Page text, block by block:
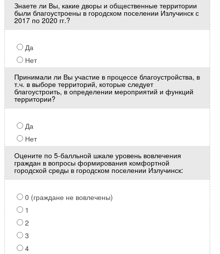
Знаете ли Вы, какие дворы и общественные территории
были благоустроены в городском поселении Излучинск с
2017 по 2020 гг.?
Да
Нет
Принимали ли Вы участие в процессе благоустройства, в
т.ч. в выборе территорий, которые следует
благоустроить, в определении мероприятий и функций
территории?
Да
Нет
Оцените по 5-балльной шкале уровень вовлечения
граждан в вопросы формирования комфортной
городской среды в городском поселении Излучинск:
0 (граждане не вовлечены)
1
2
3
4